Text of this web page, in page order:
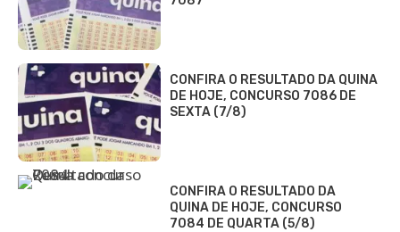
CONFIRA O RESULTADO DA QUINA
DE HOJE, CONCURSO 7086 DE
SEXTA (7/8)
CONFIRA O RESULTADO DA
QUINA DE HOJE, CONCURSO
7084 DE QUARTA (5/8)